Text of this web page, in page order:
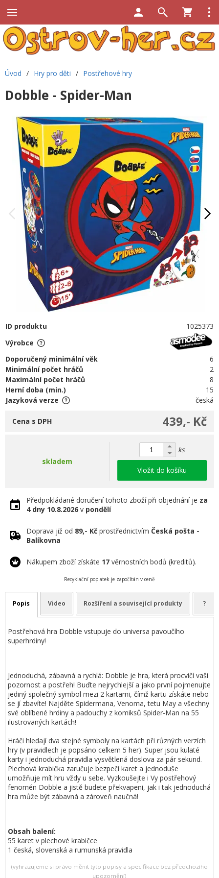
Úvod / Hry pro děti / Postřehové hry
Dobble - Spider-Man
ID produktu
1025373
Výrobce
Doporučený minimální věk
6
Minimální počet hráčů
2
Maximální počet hráčů
8
Herní doba (min.)
15
Jazyková verze
česká
439,- Kč
Cena s DPH
skladem
ks
Vložit do košíku
Předpokládané doručení tohoto zboží při objednání je za
4 dny 10.8.2026 v pondělí
Doprava již od 89,- Kč prostřednictvím Česká pošta -
Balíkovna
Nákupem zboží získáte 17 věrnostních bodů (kreditů).
Recyklační poplatek je započítán v ceně
Popis Video Rozšíření a související produkty ?
Postřehová hra Dobble vstupuje do universa pavoučího
superhrdiny!
Jednoduchá, zábavná a rychlá: Dobble je hra, která procvičí vaši
pozornost a postřeh! Buďte nejrychlejší a jako první pojmenujte
jediný společný symbol mezi 2 kartami, čímž kartu získáte nebo
se jí zbavíte! Najděte Spidermana, Venoma, tetu May a všechny
své oblíbené hrdiny a padouchy z komiksů Spider-Man na 55
ilustrovaných kartách!
Hráči hledají dva stejné symboly na kartách při různých verzích
hry (v pravidlech je popsáno celkem 5 her). Super jsou kulaté
karty i jednoduchá pravidla vysvětlená doslova za pár sekund.
Plechová krabička zaručuje bezpečí karet a jednoduše
umožňuje mít hru vždy u sebe. Vyzkoušejte i Vy postřehový
fenomén Dobble a jistě budete překvapeni, jak i tak jednoduchá
hra může být zábavná a zároveň naučná!
Obsah balení:
55 karet v plechové krabičce
1 česká, slovenská a rumunská pravidla
(vyhrazujeme si právo měnit tyto popisy a specifikace bez předchozího
upozornění)